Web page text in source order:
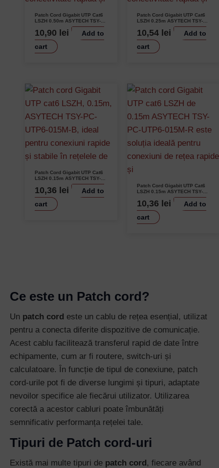
Patch Cord Gigabit UTP Cat6
LSZH 0.50m ASYTECH TSY-
PC-UTP6-050M-R Performanță
Rapidă
10,90 lei
Add to
cart
Patch Cord Gigabit UTP Cat6
LSZH 0.25m ASYTECH TSY-
PC-UTP6-025M-R Performanță
1 Gbps
10,54 lei
Add to
cart
Patch Cord Gigabit UTP Cat6
LSZH 0.15m ASYTECH TSY-
PC-UTP6-015M-B Performanță
Superioară
10,36 lei
Add to
cart
Patch Cord Gigabit UTP Cat6
LSZH 0.15m ASYTECH TSY-
PC-UTP6-015M-R Performanță
Superioară Conectori RJ45
10,36 lei
Add to
cart
Ce este un Patch cord?
Un patch cord este un cablu de rețea esențial, utilizat
pentru a conecta diferite dispozitive de comunicație.
Acest cablu facilitează transferul rapid de date între
echipamente, cum ar fi routere, switch-uri și
calculatoare. În funcție de tipul de conexiune, patch
cord-urile pot fi de diverse lungimi și tipuri, adaptate
nevoilor specifice ale fiecărui utilizator. Utilizarea
corectă a acestor cabluri poate îmbunătăți
semnificativ performanța rețelei tale.
Tipuri de Patch cord-uri
Există mai multe tipuri de patch cord, fiecare având
Username or Email Address